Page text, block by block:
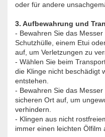
oder für andere
3. Aufbewahrung und
- Bewahren Sie das
Schutzhülle, einem Etui
auf, um Verletzungen zu
- Wählen Sie beim
die Klinge nicht beschädigt
entstehen.
- Bewahren Sie das
sicheren Ort auf, um
verhindern.
- Klingen aus nicht
immer einen leichten Ölfilm